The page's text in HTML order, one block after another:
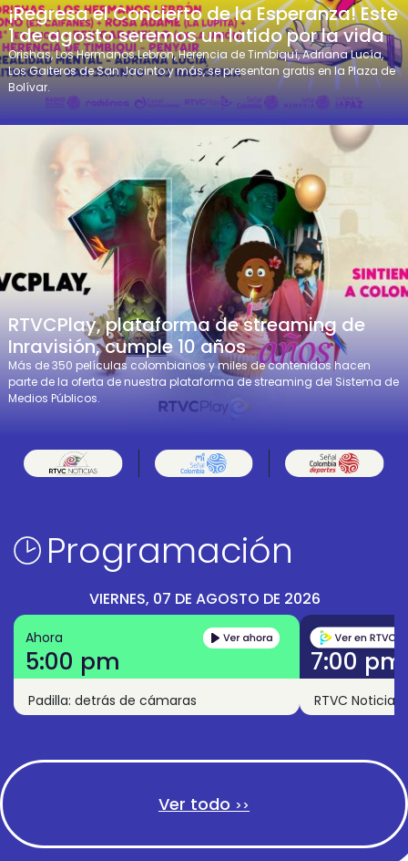
¡Regresa el Concierto de la Esperanza! Este
1 de agosto seremos un latido por la vida
Orishas, Los Hermanos Lebron, Herencia de Timbiquí, Adriana Lucía,
Los Gaiteros de San Jacinto y más, se presentan gratis en la Plaza de
Bolívar.
RTVCPlay, plataforma de streaming de
Inravisión, cumple 10 años
Más de 350 películas colombianos y miles de contenidos hacen
parte de la oferta de nuestra plataforma de streaming del Sistema de
Medios Públicos.
Programación
VIERNES, 07 DE AGOSTO DE 2026
Ver todo >>
Ahora
5:00 pm
Padilla: detrás de cámaras
7:00 pm
RTVC Noticias